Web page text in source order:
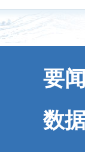
要
数